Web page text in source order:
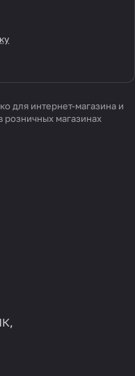
для интернет-магазина и
розничных магазинах